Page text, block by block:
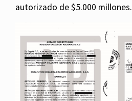
autorizado de $5.000 millones.